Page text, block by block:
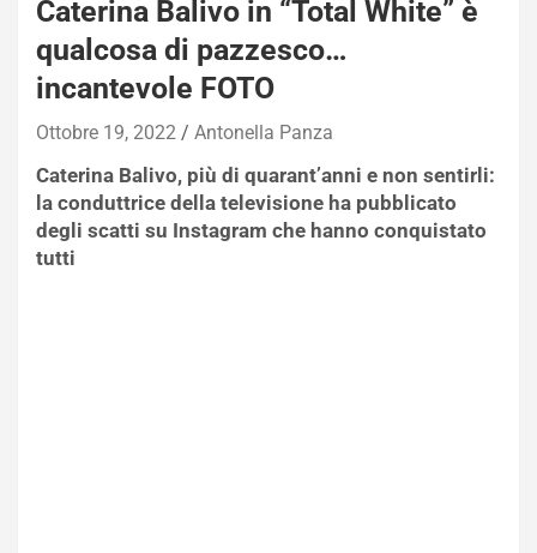
Caterina Balivo in “Total White” è
qualcosa di pazzesco…
incantevole FOTO
Ottobre 19, 2022 Antonella Panza
Caterina Balivo, più di quarant’anni e non sentirli:
la conduttrice della televisione ha pubblicato
degli scatti su Instagram che hanno conquistato
tutti